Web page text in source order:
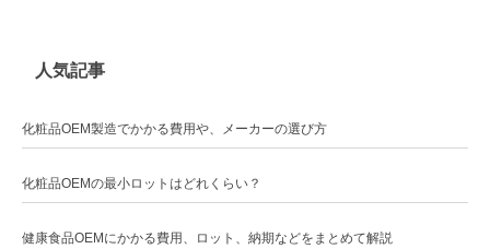
人気記事
化粧品OEM製造でかかる費用や、メーカーの選び方
化粧品OEMの最小ロットはどれくらい？
健康食品OEMにかかる費用、ロット、納期などをまとめて解説